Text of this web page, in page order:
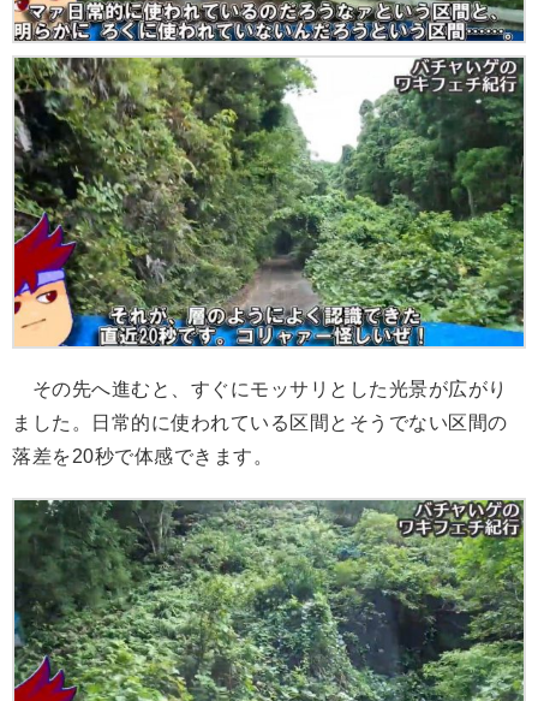
その先へ進むと、すぐにモッサリとした光景が広がり
ました。日常的に使われている区間とそうでない区間の
落差を20秒で体感できます。